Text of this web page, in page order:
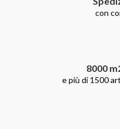
con
8000
e più di 1500